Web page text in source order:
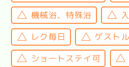
機械浴、特殊浴
レク毎日
ゲスト
ショートステイ可